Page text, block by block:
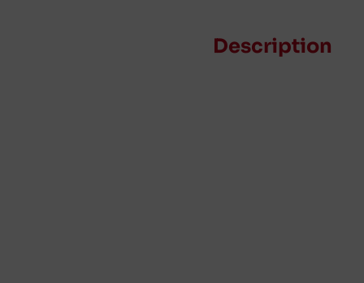
Description